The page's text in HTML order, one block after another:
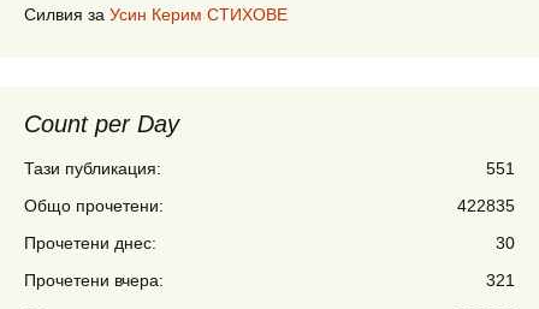
Силвия за Усин Керим СТИХОВЕ
Count per Day
551
Тази публикация:
422835
Общо прочетени:
30
Прочетени днес:
321
Прочетени вчера: